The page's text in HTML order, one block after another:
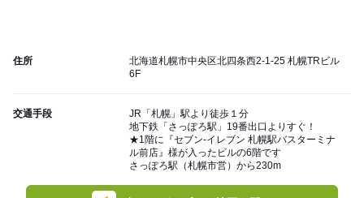
住所
北海道札幌市中央区北四条西2-1-25 札幌TRビル
6F
交通手段
JR「札幌」駅より徒歩１分
地下鉄「さっぽろ駅」19番出口よりすぐ！
★1階に『セブン-イレブン 札幌駅バスターミナ
ル前店』様が入ったビルの6階です
さっぽろ駅（札幌市営）から230m